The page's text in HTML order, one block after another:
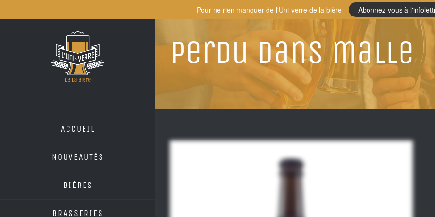
to
ACCUEIL
NOUVEAUTÉS
BIÈRES
BRASSERIES
Perdu dans malle
Pour ne rien manquer de l'Uni-verre de la bière Abonnez-vous à